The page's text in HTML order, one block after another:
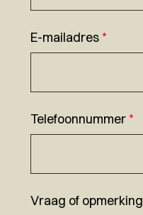
E-mailadres *
Telefoonnummer *
Vraag of opmerking